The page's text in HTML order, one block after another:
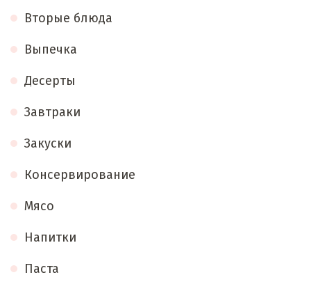
Вторые блюда
Выпечка
Десерты
Завтраки
Закуски
Консервирование
Мясо
Напитки
Паста